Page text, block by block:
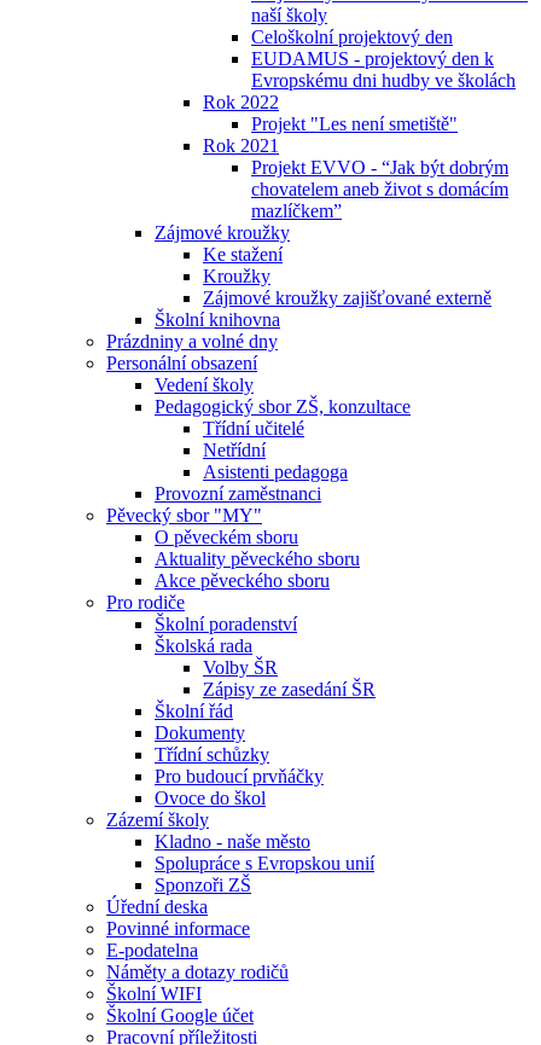
naší školy
Celoškolní projektový den
EUDAMUS - projektový den k
Evropskému dni hudby ve školách
Rok 2022
Projekt "Les není smetiště"
Rok 2021
Projekt EVVO - “Jak být dobrým
chovatelem aneb život s domácím
mazlíčkem”
Zájmové kroužky
Ke stažení
Kroužky
Zájmové kroužky zajišťované externě
Školní knihovna
Prázdniny a volné dny
Personální obsazení
Vedení školy
Pedagogický sbor ZŠ, konzultace
Třídní učitelé
Netřídní
Asistenti pedagoga
Provozní zaměstnanci
Pěvecký sbor "MY"
O pěveckém sboru
Aktuality pěveckého sboru
Akce pěveckého sboru
Pro rodiče
Školní poradenství
Školská rada
Volby ŠR
Zápisy ze zasedání ŠR
Školní řád
Dokumenty
Třídní schůzky
Pro budoucí prvňáčky
Ovoce do škol
Zázemí školy
Kladno - naše město
Spolupráce s Evropskou unií
Sponzoři ZŠ
Úřední deska
Povinné informace
E-podatelna
Náměty a dotazy rodičů
Školní WIFI
Školní Google účet
Pracovní příležitosti